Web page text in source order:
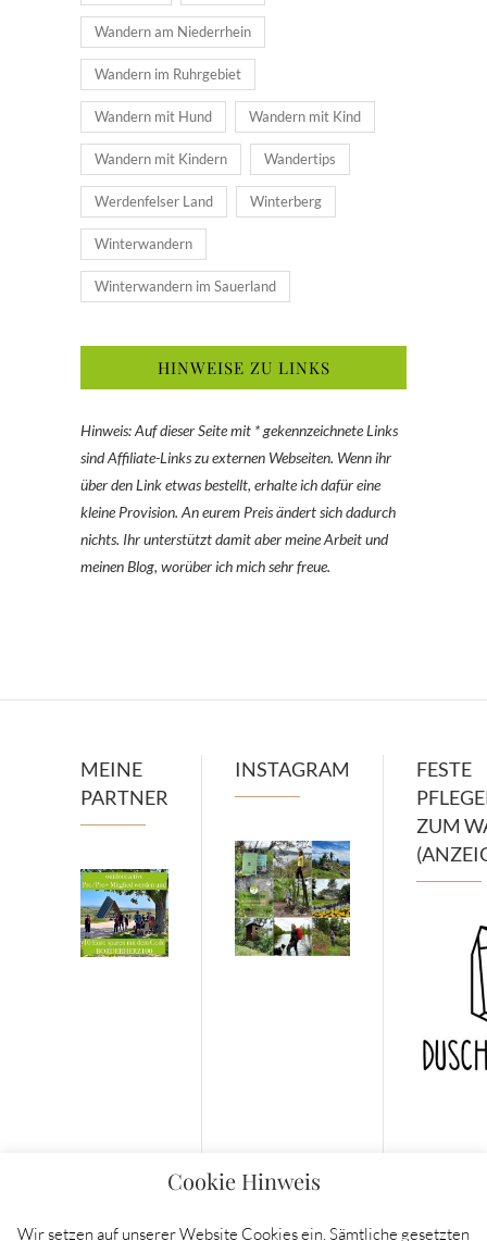
Wandern am Niederrhein
Wandern im Ruhrgebiet
Wandern mit Hund Wandern mit Kind
Wandern mit Kindern Wandertips
Werdenfelser Land Winterberg
Winterwandern
Winterwandern im Sauerland
HINWEISE ZU LINKS
Hinweis: Auf dieser Seite mit * gekennzeichnete Links
sind Affiliate-Links zu externen Webseiten. Wenn ihr
über den Link etwas bestellt, erhalte ich dafür eine
kleine Provision. An eurem Preis ändert sich dadurch
nichts. Ihr unterstützt damit aber meine Arbeit und
meinen Blog, worüber ich mich sehr freue.
MEINE
PARTNER
INSTAGRAM
FESTE
ZUM
Cookie Hinweis
Wir setzen auf unserer Website Cookies ein. Sämtliche gesetzten